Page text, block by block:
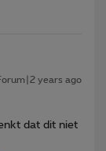
years ago
dat dit niet